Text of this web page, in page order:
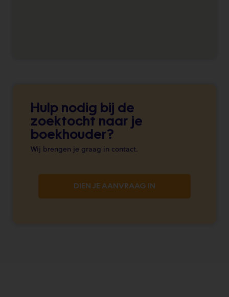
Hulp nodig bij de
zoektocht naar je
boekhouder?
Wij brengen je graag in contact.
DIEN JE AANVRAAG IN